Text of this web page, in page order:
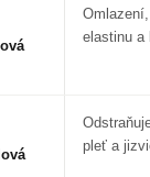
elastinu a
pleť a